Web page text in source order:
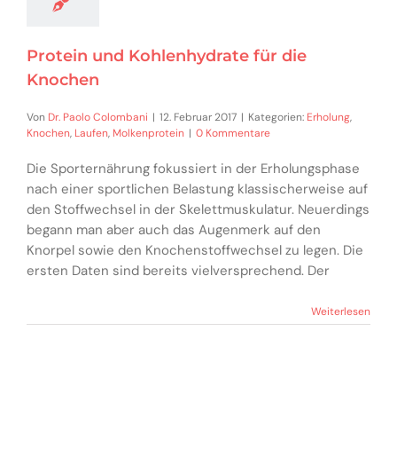
Protein und Kohlenhydrate für die
Knochen
Von Dr. Paolo Colombani | 12. Februar 2017 | Kategorien: Erholung,
Knochen, Laufen, Molkenprotein | 0 Kommentare
Die Sporternährung fokussiert in der Erholungsphase
nach einer sportlichen Belastung klassischerweise auf
den Stoffwechsel in der Skelettmuskulatur. Neuerdings
begann man aber auch das Augenmerk auf den
Knorpel sowie den Knochenstoffwechsel zu legen. Die
ersten Daten sind bereits vielversprechend. Der
Weiterlesen